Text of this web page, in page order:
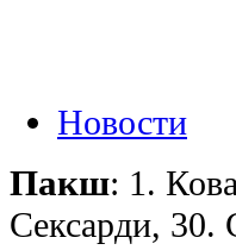
Новости
Пакш: 1.
Сексарди, 30.